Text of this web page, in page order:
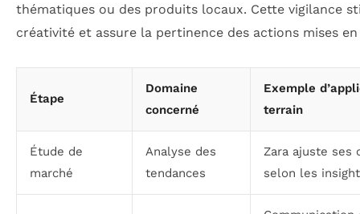
thématiques ou des produits locaux. Cette vigilance
créativité et assure la pertinence des actions mises
Étape
Domaine
concerné
Exemple
terrain
Étude de
marché
Analyse des
tendances
Zara ajuste ses
selon les